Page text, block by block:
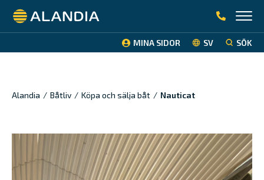
Alandia
MINA SIDOR SV SÖK
Alandia / Båtliv / Köpa och sälja båt / Nauticat